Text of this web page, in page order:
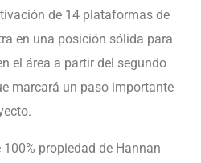
de 14 plataformas de
en una posición sólida para
el área a partir del segundo
marcará un paso importante
100% propiedad de Hannan